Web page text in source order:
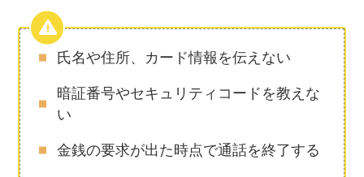
氏名や住所、カード情報を伝えない
暗証番号やセキュリティコードを教えな
い
金銭の要求が出た時点で通話を終了する